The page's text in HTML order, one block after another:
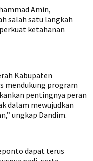
Amin,
salah satu langkah
ketahanan
Kabupaten
mendukung program
pentingnya peran
dalam mewujudkan
ungkap Dandim.
dapat terus